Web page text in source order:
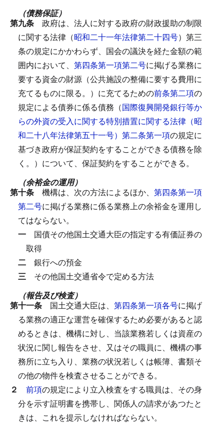
（債務保証）
第九条 政府は、法人に対する政府の財政援助の制限
に関する法律（昭和二十一年法律第二十四号）第三
条の規定にかかわらず、国会の議決を経た金額の範
囲内において、 第四条第一項第二号に掲げる業務に
要する資金の財源（公共施設の整備に要する費用に
充てるものに限る。）に充てるための前条第二項の
規定による債券に係る債務（国際復興開発銀行等か
らの外資の受入に関する特別措置に関する法律（昭
和二十八年法律第五十一号）第二条第一項の規定に
基づき政府が保証契約をすることができる債務を除
く。）について、保証契約をすることができる。
（余裕金の運用）
第十条 機構は、次の方法によるほか、 第四条第一項
第二号に掲げる業務に係る業務上の余裕金を運用し
てはならない。
一 国債その他国土交通大臣の指定する有価証券の
取得
二 銀行への預金
三 その他国土交通省令で定める方法
（報告及び検査）
第十一条 国土交通大臣は、 第四条第一項各号に掲げ
る業務の適正な運営を確保するため必要があると認
めるときは、機構に対し、当該業務若しくは資産の
状況に関し報告をさせ、又はその職員に、機構の事
務所に立ち入り、業務の状況若しくは帳簿、書類そ
の他の物件を検査させることができる。
２ 前項の規定により立入検査をする職員は、その身
分を示す証明書を携帯し、関係人の請求があつたと
きは、これを提示しなければならない。